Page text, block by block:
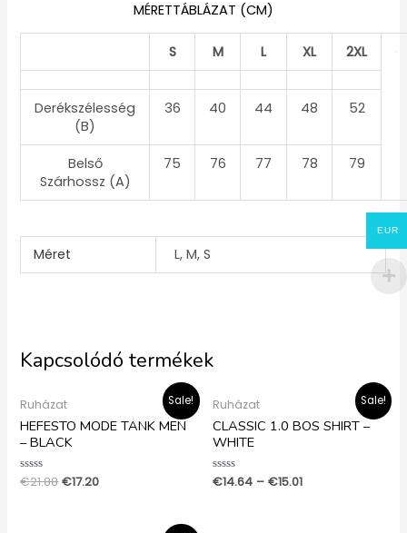
MÉRETTÁBLÁZAT (CM)
S M L XL 2XL
Derékszélesség
(B)
36 40 44 48 52
Belső
Szárhossz (A)
75 76 77 78 79
Méret L, M, S
Kapcsolódó termékek
Sale!
Ruházat
HEFESTO MODE TANK MEN
– BLACK
Értékelés:
€21.88
price
was:
€21.88.
€17.20
is:
Sale!
Ruházat
CLASSIC 1.0 BOS SHIRT –
WHITE
Értékelés:
€14.64 – €15.01
EUR